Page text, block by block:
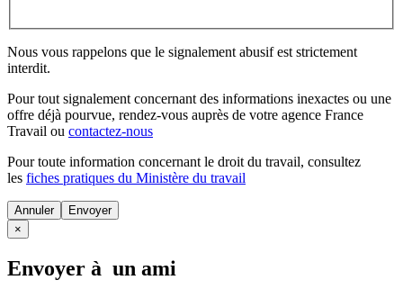
Nous vous rappelons que le signalement abusif est strictement
interdit.
Pour tout signalement concernant des informations inexactes ou une
offre déjà pourvue, rendez-vous auprès de votre agence France
Travail ou contactez-nous
Pour toute information concernant le droit du travail, consultez
les fiches pratiques du Ministère du travail
Annuler
×
Envoyer à un ami